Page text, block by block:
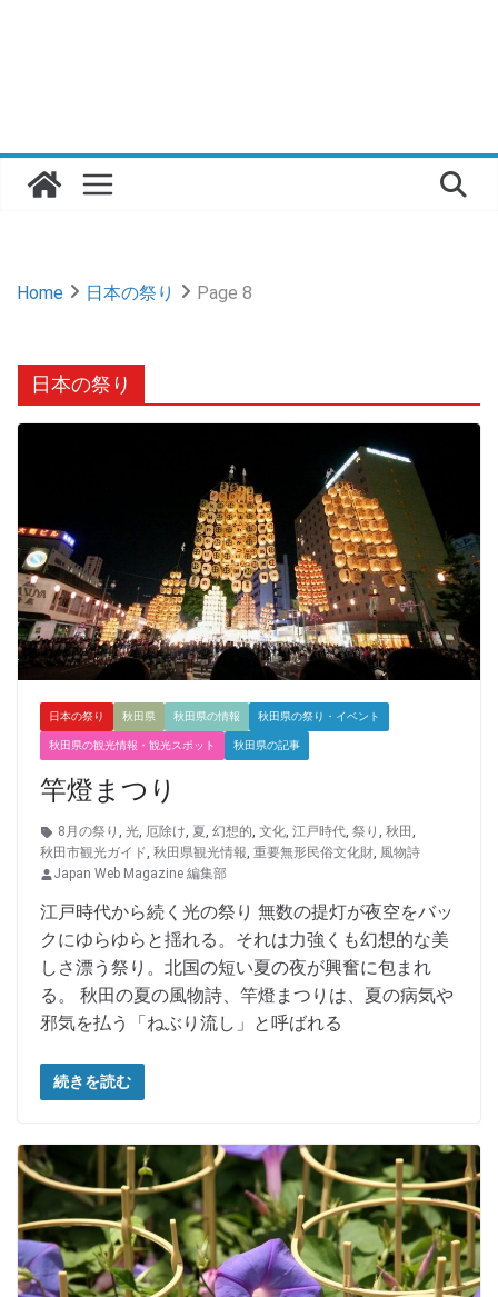
Home 日本の祭り Page 8
日本の祭り
日本の祭り 秋田県 秋田県の情報 秋田県の祭り・イベント
秋田県の観光情報・観光スポット 秋田県の記事
竿燈まつり
8月の祭り , 光, 厄除け, 夏, 幻想的, 文化, 江戸時代, 祭り , 秋田,
秋田市観光ガイド, 秋田県観光情報, 重要無形民俗文化財, 風物詩
Japan Web Magazine 編集部
江戸時代から続く光の祭り 無数の提灯が夜空をバッ
クにゆらゆらと揺れる。それは力強くも幻想的な美
しさ漂う祭り。北国の短い夏の夜が興奮に包まれ
る。 秋田の夏の風物詩、竿燈まつりは、夏の病気や
邪気を払う「ねぶり流し」と呼ばれる
続きを読む